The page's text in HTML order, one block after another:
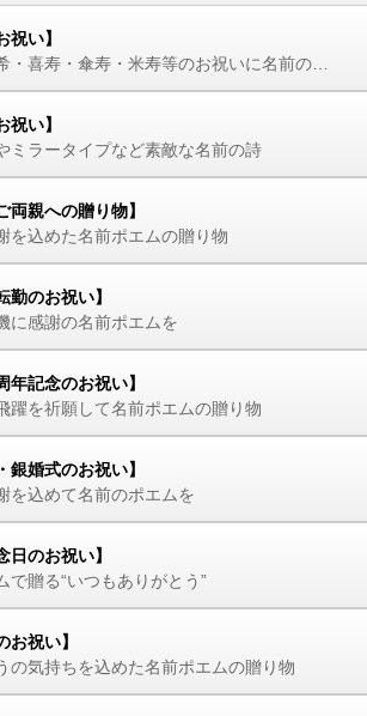
祝い】
祝い】
ミラータイプなど素敵な名前の詩
両親への贈り物】
を込めた名前ポエムの贈り物
勤のお祝い】
に感謝の名前ポエムを
年記念のお祝い】
躍を祈願して名前ポエムの贈り物
銀婚式のお祝い】
を込めて名前のポエムを
日のお祝い】
で贈る“いつもありがとう”
お祝い】
の気持ちを込めた名前ポエムの贈り物